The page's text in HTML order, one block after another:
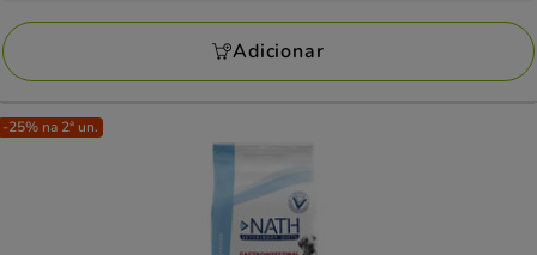
avaliações
142.08€
Adicionar
-25% na 2ª un.